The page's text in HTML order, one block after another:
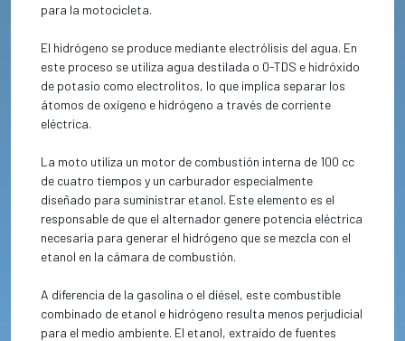
para la motocicleta.
El hidrógeno se produce mediante electrólisis del agua. En
este proceso se utiliza agua destilada o 0-TDS e hidróxido
de potasio como electrolitos, lo que implica separar los
átomos de oxígeno e hidrógeno a través de corriente
eléctrica.
La moto utiliza un motor de combustión interna de 100 cc
de cuatro tiempos y un carburador especialmente
diseñado para suministrar etanol. Este elemento es el
responsable de que el alternador genere potencia eléctrica
necesaria para generar el hidrógeno que se mezcla con el
etanol en la cámara de combustión.
A diferencia de la gasolina o el diésel, este combustible
combinado de etanol e hidrógeno resulta menos perjudicial
para el medio ambiente. El etanol, extraído de fuentes